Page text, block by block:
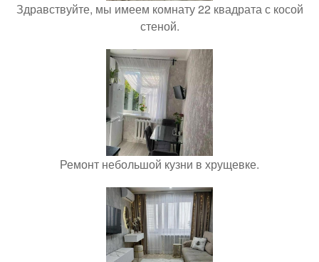
Здравствуйте, мы имеем комнату 22 квадрата с косой
стеной.
Ремонт небольшой кузни в хрущевке.